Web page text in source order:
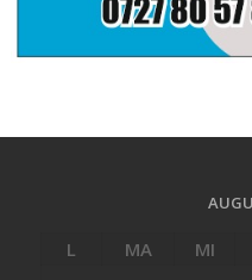
L MA MI